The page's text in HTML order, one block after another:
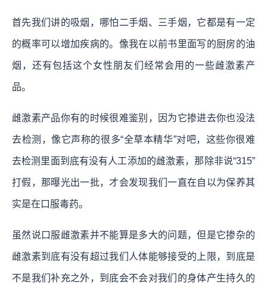
首先我们讲的吸烟，哪怕二手烟、三手烟，它都是有一定
的概率可以增加疾病的。像我在以前书里面写的厨房的油
烟，还有包括这个女性朋友们经常会用的一些雌激素产
品。
雌激素产品你有的时候很难鉴别，因为它掺进去你也没法
去检测，像它声称的很多“全草本精华”对吧，这些你很难
去检测里面到底有没有人工添加的雌激素，那除非说“315”
打假，那曝光出一批，才会发现我们一直在自以为保养其
实是在口服毒药。
虽然说口服雌激素并不能算是多大的问题，但是它掺杂的
雌激素到底有没有超过我们人体能够接受的上限，到底是
不是我们补充之外，到底会不会对我们的身体产生持久的